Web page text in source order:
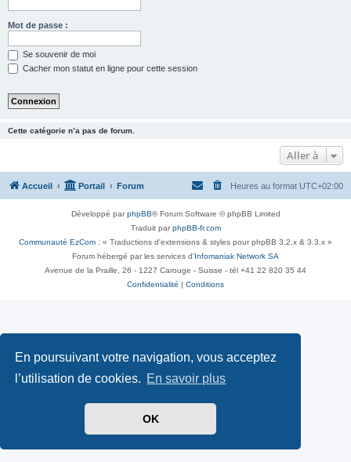
En poursuivant votre navigation, vous acceptez
l’utilisation de cookies. En savoir plus
OK
Mot de passe :
Se souvenir de moi
Cacher mon statut en ligne pour cette session
Cette catégorie n’a pas de forum.
Aller à
Accueil Portail Forum Heures au format UTC+02:00
Développé parphpBB® Forum Software © phpBB Limited
Traduit parphpBB-fr.com
Communauté EzCom : « Traductions d'extensions & styles pour phpBB 3.2.x & 3.3.x »
Forum hébergé par les services d’ Infomaniak Network SA
Avenue de la Praille, 26 - 1227 Carouge - Suisse - tél +41 22 820 35 44
Confidentialité
Conditions